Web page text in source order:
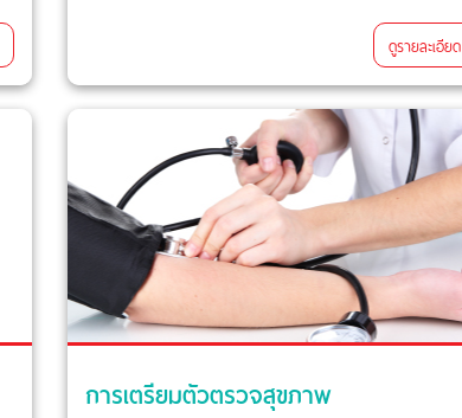
ดูรายละเอียด
การเตรียมตัวตรวจสุขภาพ